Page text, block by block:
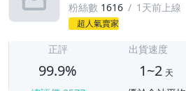
粉絲數 1616 1天前上線
超人氣賣家
正評
99.9%
出貨速度
1~2 天